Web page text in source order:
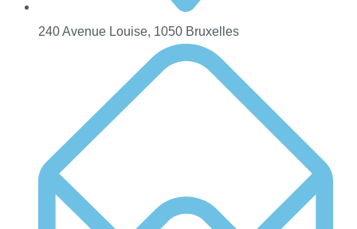
240 Avenue Louise, 1050 Bruxelles